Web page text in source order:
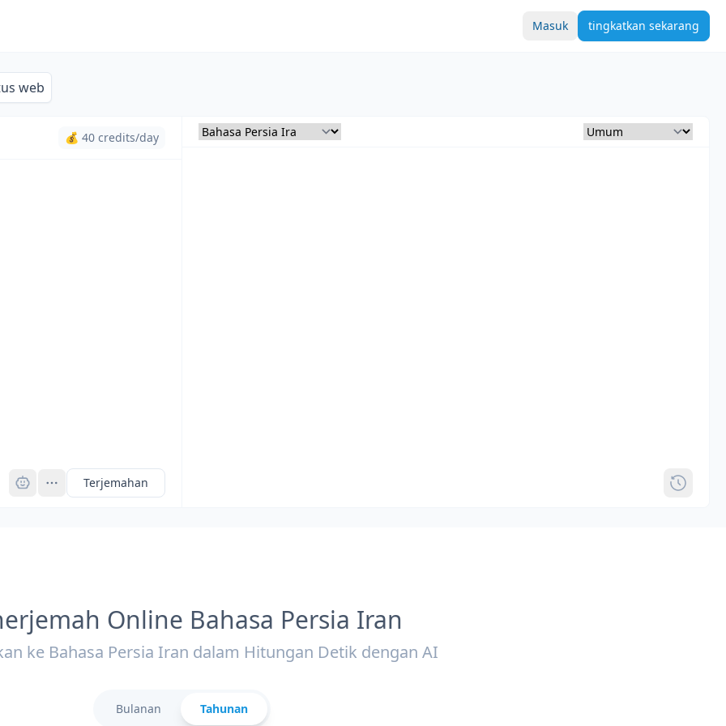
Masuk tingkatkan sekarang
web
💰 40 credits/day
Terjemahan
Online Bahasa Persia Iran
ke Bahasa Persia Iran dalam Hitungan Detik dengan AI
Bulanan Tahunan